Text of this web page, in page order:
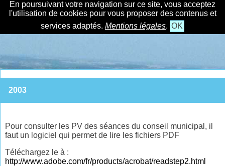
En poursuivant votre navigation sur ce site, vous acceptez
l'utilisation de cookies pour vous proposer des contenus et
services adaptés. Mentions légales. OK
2003
Pour consulter les PV des séances du conseil municipal, il
faut un logiciel qui permet de lire les fichiers PDF
Téléchargez le à :
http://www.adobe.com/fr/products/acrobat/readstep2.html